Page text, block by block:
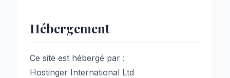
Hébergement
Ce site est hébergé par :
Hostinger International Ltd